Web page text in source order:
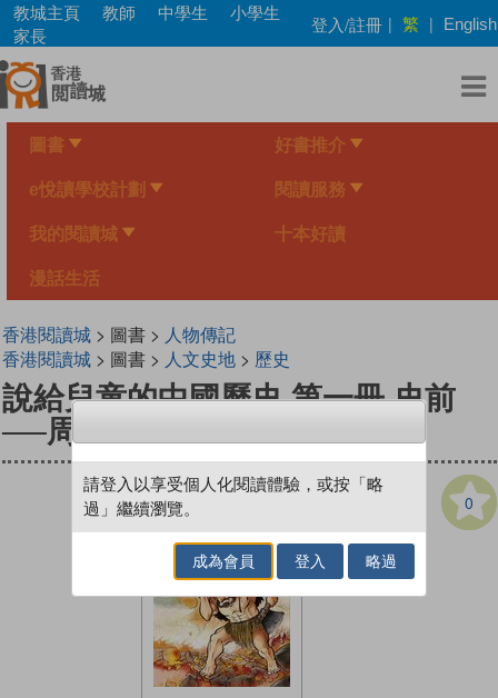
Skip
main
content
教城主頁 教師 中學生
小學生
家長
登入/註冊 | 繁 | English
圖書 好書推介
e悅讀學校計劃 閱讀服務
我的閱讀城 十本好讀
漫話生活
香港閱讀城> 圖書 > 人物傳記
香港閱讀城> 圖書 > 人文史地> 歷史
說給兒童的中國歷史 第一冊 史前
──周
0
請登入以享受個人化閱讀體驗，或按「略
過」繼續瀏覽。
成為會員 登入 略過